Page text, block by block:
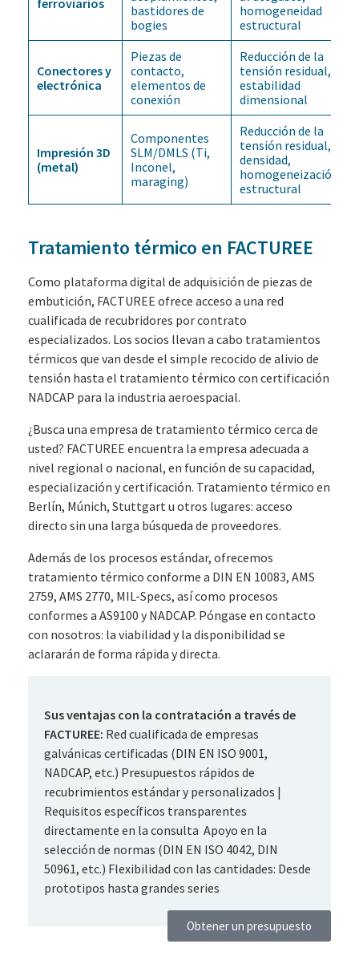
bastidores de
bogies
homogeneidad
estructural
Conectores y
electrónica
Piezas de
contacto,
elementos de
conexión
Reducción de la
tensión residual,
estabilidad
dimensional
Impresión 3D
(metal)
Componentes
SLM/DMLS (Ti,
Inconel,
maraging)
Reducción de la
tensión residual,
densidad,
homogeneización
estructural
Tratamiento térmico en FACTUREE
Como plataforma digital de adquisición de piezas de
embutición, FACTUREE ofrece acceso a una red
cualificada de recubridores por contrato
especializados. Los socios llevan a cabo tratamientos
térmicos que van desde el simple recocido de alivio de
tensión hasta el tratamiento térmico con certificación
NADCAP para la industria aeroespacial.
¿Busca una empresa de tratamiento térmico cerca de
usted? FACTUREE encuentra la empresa adecuada a
nivel regional o nacional, en función de su capacidad,
especialización y certificación. Tratamiento térmico en
Berlín, Múnich, Stuttgart u otros lugares: acceso
directo sin una larga búsqueda de proveedores.
Además de los procesos estándar, ofrecemos
tratamiento térmico conforme a DIN EN 10083, AMS
2759, AMS 2770, MIL-Specs, así como procesos
conformes a AS9100 y NADCAP. Póngase en contacto
con nosotros: la viabilidad y la disponibilidad se
aclararán de forma rápida y directa.
Sus ventajas con la contratación a través de
FACTUREE: Red cualificada de empresas
galvánicas certificadas (DIN EN ISO 9001,
NADCAP, etc.) Presupuestos rápidos de
recubrimientos estándar y personalizados |
Requisitos específicos transparentes
directamente en la consultaApoyo en la
selección de normas (DIN EN ISO 4042, DIN
50961, etc.) Flexibilidad con las cantidades: Desde
prototipos hasta grandes series
Obtener un presupuesto